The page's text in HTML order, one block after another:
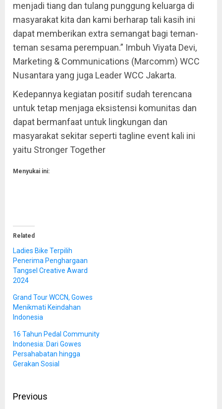
menjadi tiang dan tulang punggung keluarga di
masyarakat kita dan kami berharap tali kasih ini
dapat memberikan extra semangat bagi teman-
teman sesama perempuan.” Imbuh Viyata Devi,
Marketing & Communications (Marcomm) WCC
Nusantara yang juga Leader WCC Jakarta.
Kedepannya kegiatan positif sudah terencana
untuk tetap menjaga eksistensi komunitas dan
dapat bermanfaat untuk lingkungan dan
masyarakat sekitar seperti tagline event kali ini
yaitu Stronger Together
Menyukai ini:
Related
Ladies Bike Terpilih
Penerima Penghargaan
Tangsel Creative Award
2024
Grand Tour WCCN, Gowes
Menikmati Keindahan
Indonesia
16 Tahun Pedal Community
Indonesia: Dari Gowes
Persahabatan hingga
Gerakan Sosial
Post
Previous